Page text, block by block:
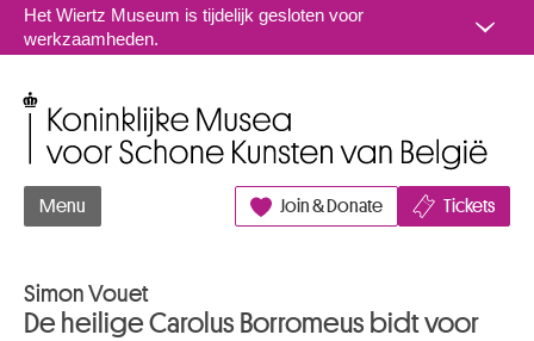
Naar inhoud
Het Wiertz Museum is tijdelijk gesloten voor
werkzaamheden.
Menu Join & Donate Tickets
Simon Vouet
De heilige Carolus Borromeus bidt voor